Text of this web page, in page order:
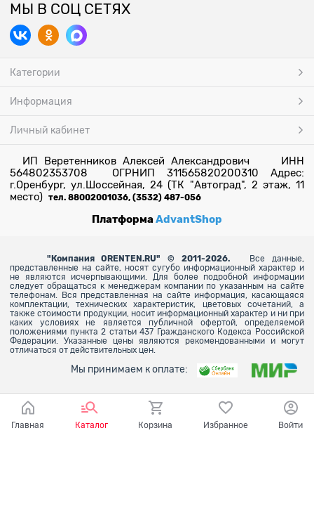
МЫ В СОЦ СЕТЯХ
Категории
Информация
Личный кабинет
ИП Веретенников Алексей Александрович ИНН
564802353708 ОГРНИП 311565820200310 Адрес:
г.Оренбург, ул.Шоссейная, 24 (ТК "Автоград", 2 этаж, 11
место) тел. 88002001036, (3532) 487-056
ПлатформаAdvantShop
" Компания ORENTEN.RU" © 2011-2026.
Все данные,
представленные на сайте, носят сугубо информационный характер и
не являются исчерпывающими. Для более подробной информации
следует обращаться к менеджерам компании по указанным на сайте
телефонам. Вся представленная на сайте информация, касающаяся
комплектации, технических характеристик, цветовых сочетаний, а
также стоимости продукции, носит информационный характер и ни при
каких условиях не является публичной офертой, определяемой
положениями пункта 2 статьи 437 Гражданского Кодекса Российской
Федерации. Указанные цены являются рекомендованными и могут
отличаться от действительных цен.
Мы принимаем к оплате:
Главная Каталог Корзина Избранное Войти